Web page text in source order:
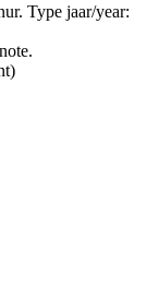
Type jaar/year: